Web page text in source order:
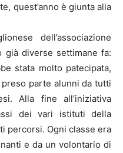
quest’anno è giunta alla
dell’associazione
già diverse settimane fa:
stata molto patecipata,
parte alunni da tutti
Alla fine all’iniziativa
dei vari istituti della
percorsi. Ogni classe era
e da un volontario di